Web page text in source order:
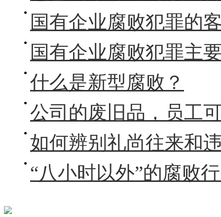
国有企业腐败犯罪的
国有企业腐败犯罪主
什么是新型腐败？
公司的废旧品，员工
如何辨别礼尚往来和
“八小时以外”的腐败